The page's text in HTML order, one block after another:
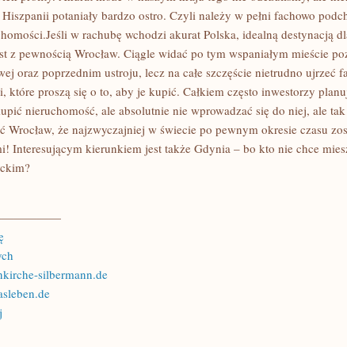
potaniały bardzo ostro. Czyli należy w pełni fachowo
w rachubę wchodzi akurat Polska, idealną destynacją
z pewnością Wrocław. Ciągle widać po tym wspaniałym mieście
oraz poprzednim ustroju, lecz na całe szczęście nietrudno ujrzeć
które proszą się o to, aby je kupić. Całkiem często inwestorzy
nieruchomość, ale absolutnie nie wprowadzać się do niej, ale
Wrocław, że najzwyczajniej w świecie po pewnym okresie czasu
Interesującym kierunkiem jest także Gdynia – bo kto nie chce
silbermann.de